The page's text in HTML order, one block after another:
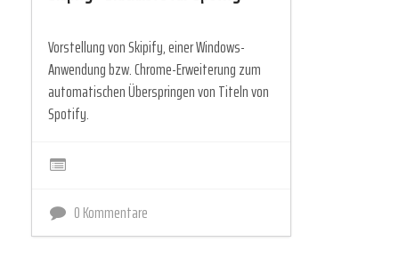
Vorstellung von Skipify, einer Windows-
Anwendung bzw. Chrome-Erweiterung zum
automatischen Überspringen von Titeln von
Spotify.
0 Kommentare